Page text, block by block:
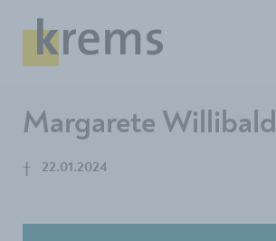
Margarete Willibald
† 22.01.2024